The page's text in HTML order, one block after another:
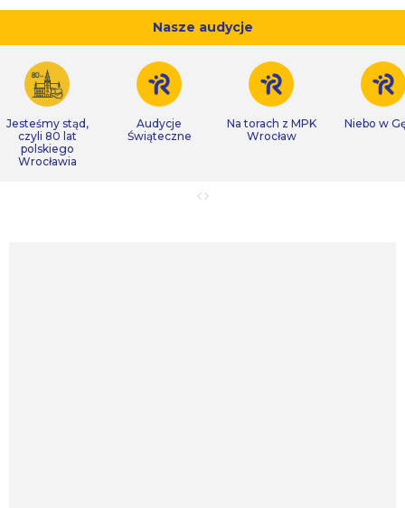
Nasze audycje
Jesteśmy stąd,
czyli 80 lat
polskiego
Wrocławia
Audycje
Świąteczne
Na torach z MPK
Wrocław
Niebo w